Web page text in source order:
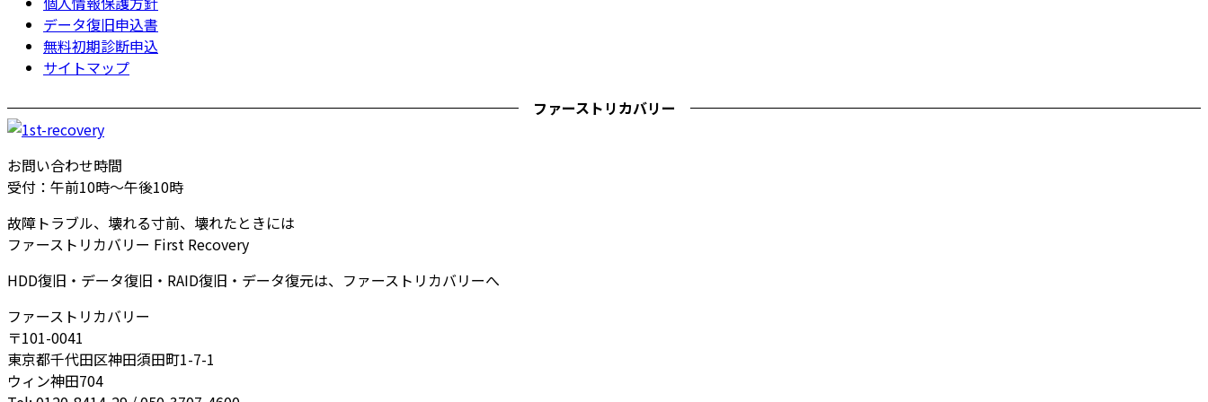
データ復旧申込書
無料初期診断申込
サイトマップ
ファーストリカバリー
お問い合わせ時間
受付：午前10時～午後10時
故障トラブル、壊れる寸前、壊れたときには
ファーストリカバリー First Recovery
HDD復旧・データ復旧・RAID復旧・データ復元は、ファーストリカバリーへ
ファーストリカバリー
〒101-0041
東京都千代田区神田須田町1-7-1
ウィン神田704